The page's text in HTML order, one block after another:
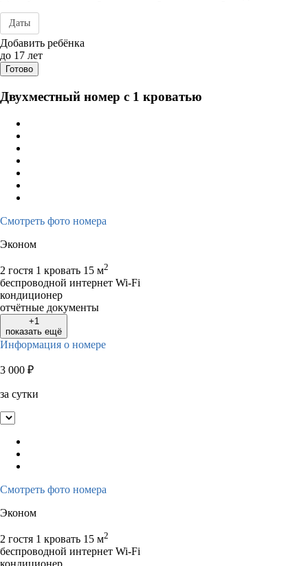
Даты
Дата заезда - отъезда
Добавить ребёнка
до 17 лет
Готово
Двухместный номер с 1 кроватью
Смотреть фото номера
Эконом
2 гостя 1 кровать 15 м2
беспроводной интернет Wi-Fi
кондиционер
отчётные документы
+1
показать ещё
Информация о номере
3 000 ₽
за сутки
Смотреть фото номера
Эконом
2 гостя 1 кровать 15 м2
беспроводной интернет Wi-Fi